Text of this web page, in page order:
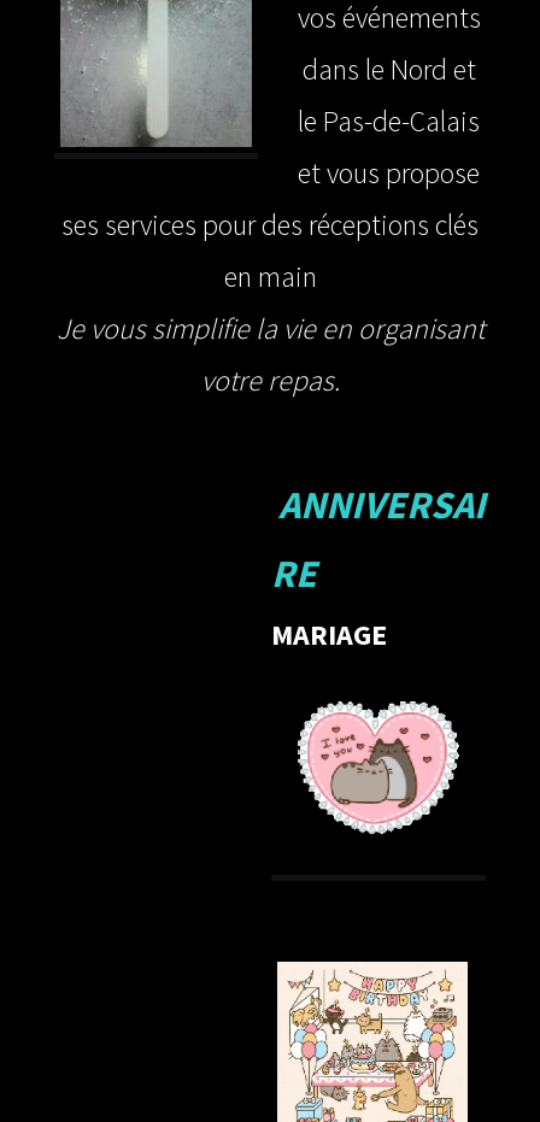
vos événements
dans le Nord et
le Pas-de-Calais
et vous propose
ses services pour des réceptionsclés
en main
Je vous simplifie la vie en organisant
votre repas.
ANNIVERSAI
RE
MARIAGE